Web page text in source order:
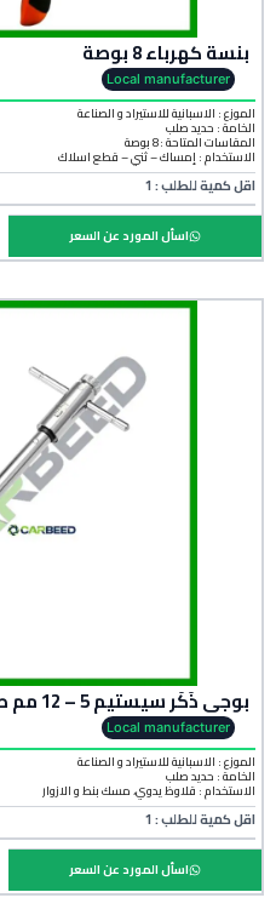
بنسة كهرباء 8 بوصة
Local manufacturer
الموزع : الاسبانية للاستيراد و الصناعة
الخامة : حديد صلب
المقاسات المتاحة :8 بوصة
الاستخدام : إمساك – ثني – قطع أسلاك
اقل كمية للطلب : 1
اسأل المورد عن السعر
بوجي ذَكَر سيستيم 5 – 12 مم طويل (T-Handle Tap Wrench)
Local manufacturer
الموزع : الاسبانية للاستيراد و الصناعة
الخامة : حديد صلب
الاستخدام : قلاوظ يدوي، مسك بنط و الازوار
اقل كمية للطلب : 1
اسأل المورد عن السعر